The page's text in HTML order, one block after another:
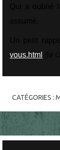
vous.html
CATÉGORIES :